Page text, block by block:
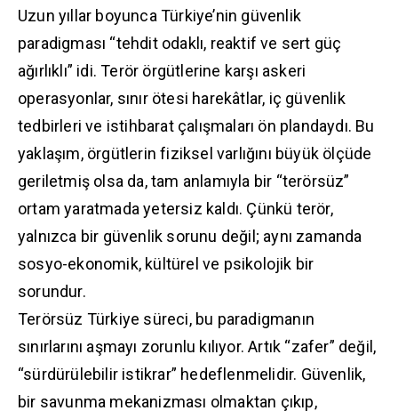
Uzun yıllar boyunca Türkiye’nin güvenlik
paradigması “tehdit odaklı, reaktif ve sert güç
ağırlıklı” idi. Terör örgütlerine karşı askeri
operasyonlar, sınır ötesi harekâtlar, iç güvenlik
tedbirleri ve istihbarat çalışmaları ön plandaydı. Bu
yaklaşım, örgütlerin fiziksel varlığını büyük ölçüde
geriletmiş olsa da, tam anlamıyla bir “terörsüz”
ortam yaratmada yetersiz kaldı. Çünkü terör,
yalnızca bir güvenlik sorunu değil; aynı zamanda
sosyo-ekonomik, kültürel ve psikolojik bir
sorundur.
Terörsüz Türkiye süreci, bu paradigmanın
sınırlarını aşmayı zorunlu kılıyor. Artık “zafer” değil,
“sürdürülebilir istikrar” hedeflenmelidir. Güvenlik,
bir savunma mekanizması olmaktan çıkıp,